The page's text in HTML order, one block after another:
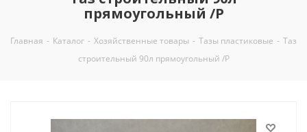
прямоугольный /Р
Главная - Каталог - Хозяйственные товары - Тазы пластиковые - Таз
строительный 90л прямоугольный /Р